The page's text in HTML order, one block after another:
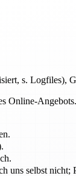
s. Logfiles),
Online-Angebots.
uns selbst nicht;